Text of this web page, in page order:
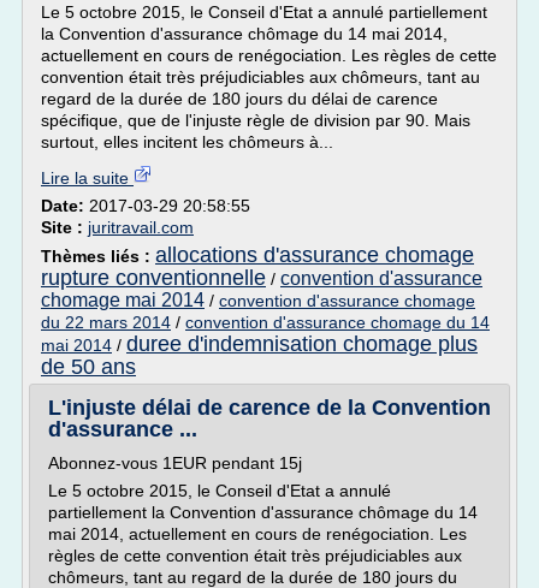
Le 5 octobre 2015, le Conseil d'Etat a annulé partiellement
la Convention d'assurance chômage du 14 mai 2014,
actuellement en cours de renégociation. Les règles de cette
convention était très préjudiciables aux chômeurs, tant au
regard de la durée de 180 jours du délai de carence
spécifique, que de l'injuste règle de division par 90. Mais
surtout, elles incitent les chômeurs à...
Lire la suite
Date: 2017-03-29 20:58:55
Site : juritravail.com
Thèmes liés : allocations d'assurance chomage
rupture conventionnelle / convention d'assurance
chomage mai 2014 / convention d'assurance chomage
du 22 mars 2014 / convention d'assurance chomage du 14
mai 2014 / duree d'indemnisation chomage plus
de 50 ans
L'injuste délai de carence de la Convention
d'assurance ...
Abonnez-vous 1EUR pendant 15j
Le 5 octobre 2015, le Conseil d'Etat a annulé
partiellement la Convention d'assurance chômage du 14
mai 2014, actuellement en cours de renégociation. Les
règles de cette convention était très préjudiciables aux
chômeurs, tant au regard de la durée de 180 jours du